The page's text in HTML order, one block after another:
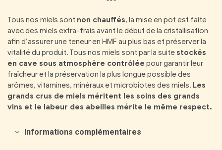
Tous nos miels sont non chauffés, la mise en pot est faite
avec des miels extra-frais avant le début de la cristallisation
afin d’assurer une teneur en HMF au plus bas et préserver la
vitalité du produit. Tous nos miels sont par la suite stockés
en cave sous atmosphère contrôlée pour garantir leur
fraîcheur et la préservation la plus longue possible des
arômes, vitamines, minéraux et microbiotes des miels. Les
grands crus de miels méritent les soins des grands
vins et le labeur des abeilles mérite le même respect.
Informations complémentaires